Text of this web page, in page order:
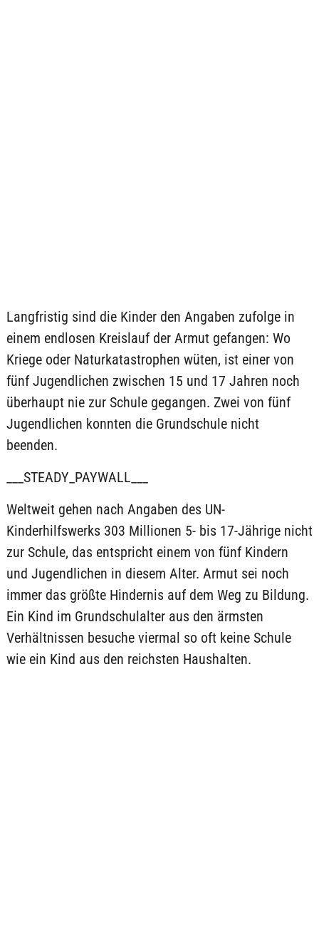
Langfristig sind die Kinder den Angaben zufolge in
einem endlosen Kreislauf der Armut gefangen: Wo
Kriege oder Naturkatastrophen wüten, ist einer von
fünf Jugendlichen zwischen 15 und 17 Jahren noch
überhaupt nie zur Schule gegangen. Zwei von fünf
Jugendlichen konnten die Grundschule nicht
beenden.
___STEADY_PAYWALL___
Weltweit gehen nach Angaben des UN-
Kinderhilfswerks 303 Millionen 5- bis 17-Jährige nicht
zur Schule, das entspricht einem von fünf Kindern
und Jugendlichen in diesem Alter. Armut sei noch
immer das größte Hindernis auf dem Weg zu Bildung.
Ein Kind im Grundschulalter aus den ärmsten
Verhältnissen besuche viermal so oft keine Schule
wie ein Kind aus den reichsten Haushalten.